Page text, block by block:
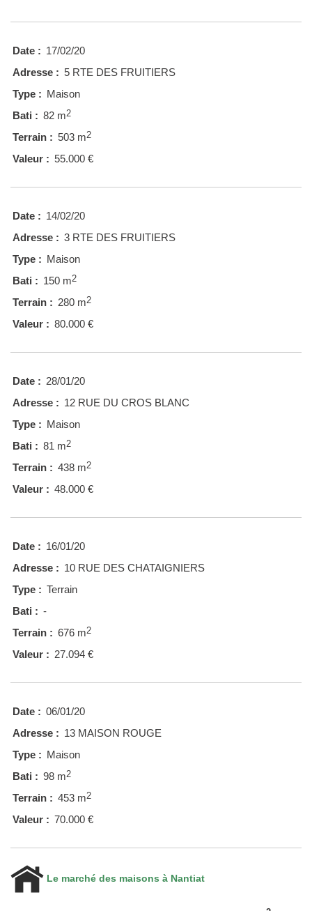
Date : 17/02/20
Adresse : 5 RTE DES FRUITIERS
Type : Maison
Bati : 82 m2
Terrain : 503 m2
Valeur : 55.000 €
Date : 14/02/20
Adresse : 3 RTE DES FRUITIERS
Type : Maison
Bati : 150 m2
Terrain : 280 m2
Valeur : 80.000 €
Date : 28/01/20
Adresse : 12 RUE DU CROS BLANC
Type : Maison
Bati : 81 m2
Terrain : 438 m2
Valeur : 48.000 €
Date : 16/01/20
Adresse : 10 RUE DES CHATAIGNIERS
Type : Terrain
Bati : -
Terrain : 676 m2
Valeur : 27.094 €
Date : 06/01/20
Adresse : 13 MAISON ROUGE
Type : Maison
Bati : 98 m2
Terrain : 453 m2
Valeur : 70.000 €
Le marché des maisons à Nantiat